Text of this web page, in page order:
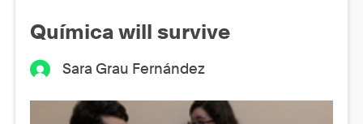
Química will survive
Sara Grau Fernández